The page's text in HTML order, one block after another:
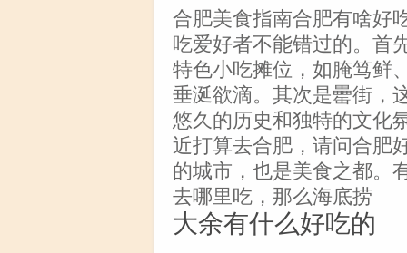
合肥美食指南合肥有啥好
吃爱好者不能错过的。首
特色小吃摊位，如腌笃鲜
垂涎欲滴。其次是罍街，
悠久的历史和独特的文化
近打算去合肥，请问合肥
的城市，也是美食之都。
去哪里吃，那么海底捞
大余有什么好吃的